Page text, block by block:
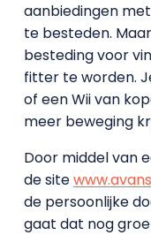
aanbiedingen
te besteden.
besteding voor
fitter te worden.
of een Wii van
meer beweging
Door middel van
de site
de persoonlijke
gaat dat nog